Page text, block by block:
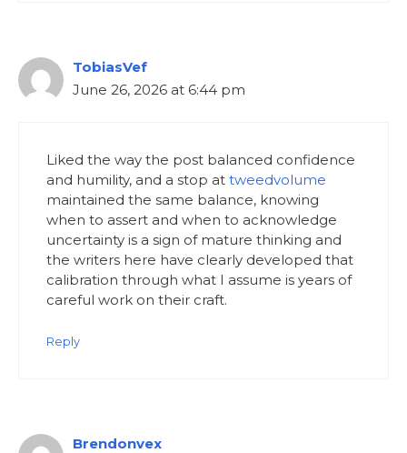
TobiasVef
June 26, 2026 at 6:44 pm
Liked the way the post balanced confidence
and humility, and a stop at tweedvolume
maintained the same balance, knowing
when to assert and when to acknowledge
uncertainty is a sign of mature thinking and
the writers here have clearly developed that
calibration through what I assume is years of
careful work on their craft.
Reply
Brendonvex